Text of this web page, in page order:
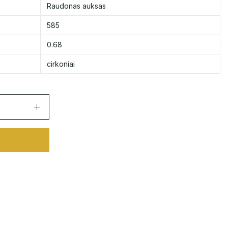
Raudonas auksas
585
0.68
cirkoniai